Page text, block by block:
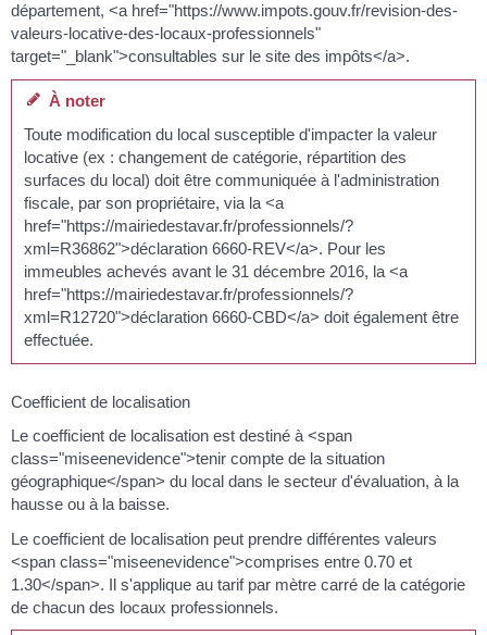
département, <a href="https://www.impots.gouv.fr/revision-des-
valeurs-locative-des-locaux-professionnels"
target="_blank">consultables sur le site des impôts</a>.
À noter
Toute modification du local susceptible d'impacter la valeur
locative (ex : changement de catégorie, répartition des
surfaces du local) doit être communiquée à l'administration
fiscale, par son propriétaire, via la <a
href="https://mairiedestavar.fr/professionnels/?
xml=R36862">déclaration 6660-REV</a>. Pour les
immeubles achevés avant le 31 décembre 2016, la <a
href="https://mairiedestavar.fr/professionnels/?
xml=R12720">déclaration 6660-CBD</a> doit également être
effectuée.
Coefficient de localisation
Le coefficient de localisation est destiné à <span
class="miseenevidence">tenir compte de la situation
géographique</span> du local dans le secteur d'évaluation, à la
hausse ou à la baisse.
Le coefficient de localisation peut prendre différentes valeurs
<span class="miseenevidence">comprises entre 0.70 et
1.30</span>. Il s'applique au tarif par mètre carré de la catégorie
de chacun des locaux professionnels.